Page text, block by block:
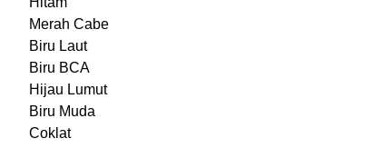
Merah Cabe
Biru Laut
Biru BCA
Hijau Lumut
Biru Muda
Coklat